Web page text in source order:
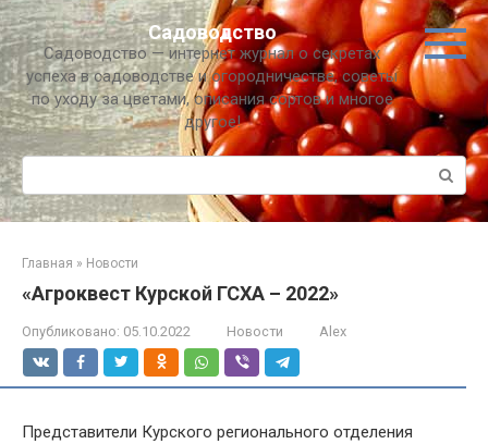
Перейти
к
контенту
Садоводство
Садоводство — интернет журнал о секретах
успеха в садоводстве и огородничестве, советы
по уходу за цветами, описания сортов и многое
другое!
Поиск:
Главная » Новости
«Агроквест Курской ГСХА – 2022»
Опубликовано: 05.10.2022 Новости Alex
Представители Курского регионального отделения